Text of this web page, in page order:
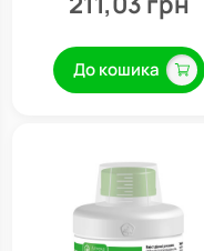
До кошика